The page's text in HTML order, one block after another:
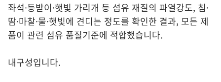
좌석·등받이·햇빛 가리개 등 섬유 재질의 파열강도, 침·
땀·마찰·물·햇빛에 견디는 정도를 확인한 결과, 모든 제
품이 관련 섬유 품질기준에 적합했습니다.
내구성입니다.